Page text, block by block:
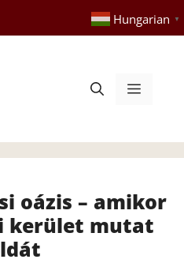
Hungarian ▼
Menü
oázis – amikor
kerület mutat